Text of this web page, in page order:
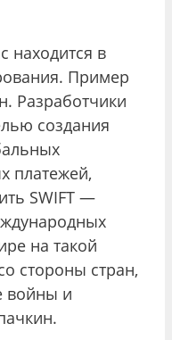
находится в
Пример
Разработчики
создания
платежей,
SWIFT —
на такой
стороны стран,
войны и